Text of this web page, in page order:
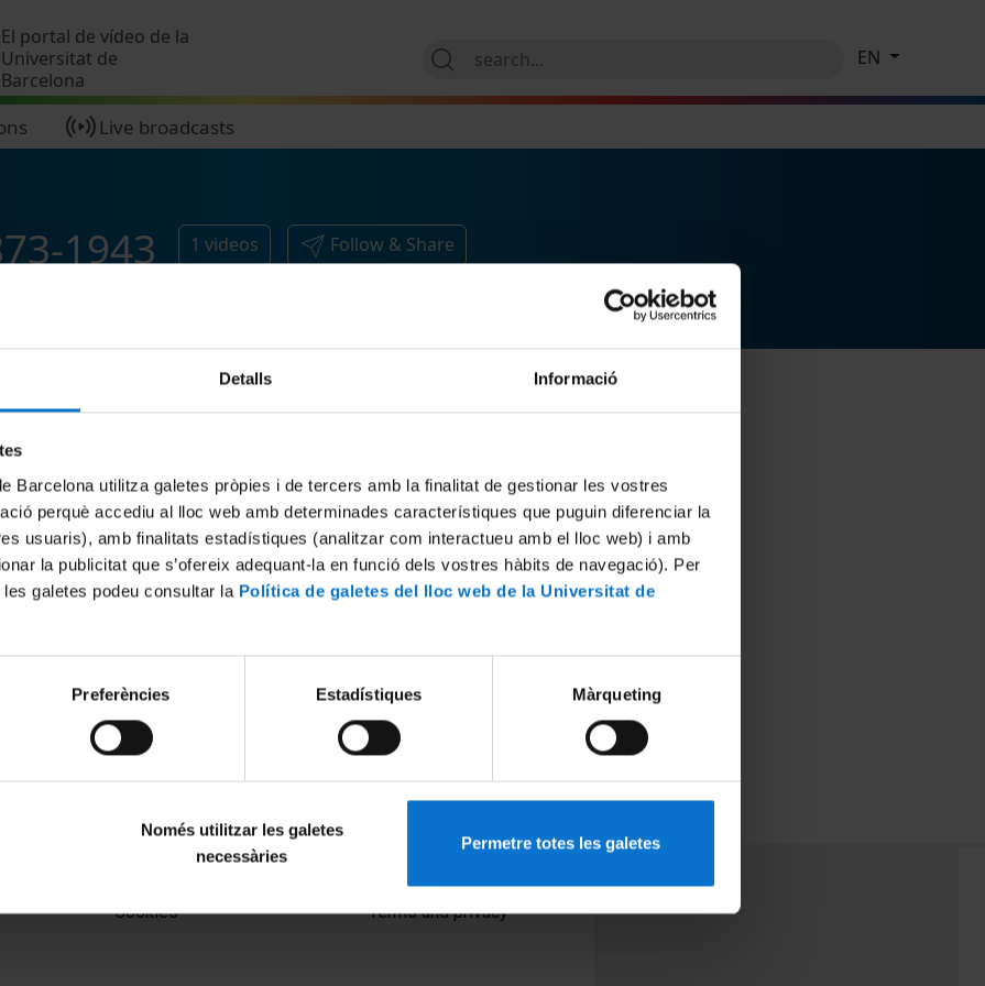
Detalls Informació
Barcelona utilitza galetes pròpies i de tercers amb la finalitat de gestionar les vostres
perquè accediu al lloc web amb determinades característiques que puguin diferenciar la
usuaris), amb finalitats estadístiques (analitzar com interactueu amb el lloc web) i amb
la publicitat que s’ofereix adequant-la en funció dels vostres hàbits de navegació). Per
galetes podeu consultar la Política de galetes del lloc web de la Universitat de
Preferències Estadístiques Màrqueting
Només utilitzar les galetes
necessàries
Permetre totes les galetes
El portal de vídeo de la
Universitat de
Barcelona
Live broadcasts
EN
1943 1 videos Follow & Share
Cookies
Terms and privacy